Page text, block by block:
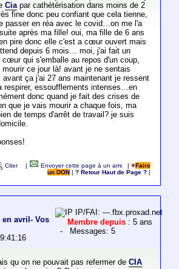
Ciapar cathétérisation dans moins de 2
fine donc peu confiant que cela tienne,
passer en réa avec le covid…on me l'a
après ma fille! oui, ma fille de 6 ans
pire donc elle c'est a cœur ouvert mais
depuis 6 mois… moi, j'ai fait un
qui s'emballe au repos d'un coup,
ce jour là! avant je ne sentais
ça j'ai 27 ans maintenant je ressent
respirer, essoufflements intenses…en
donc quand je fait des crises de
que je vais mourir a chaque fois, ma
de temps d'arrêt de travail? je suis
Citer Envoyer cette page à un ami |
Faire
un DON
|? Retour Haut de Page ?
en avril- Vos
IP/FAI: ---.fbx.proxad.net
Membre depuis : 5 ans
- Messages: 5
qu on ne pouvait pas refermer de CIA